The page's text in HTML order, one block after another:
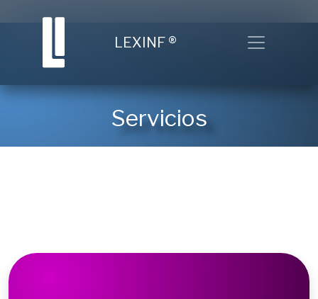
LEXINF ® Toggle
Servicios